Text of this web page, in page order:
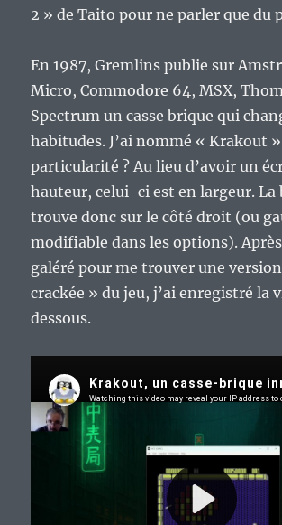
2 » de Taito pour ne parler que du
En 1987, Gremlins publie sur
Micro, Commodore 64, MSX,
Spectrum un casse brique qui
habitudes. J’ai nommé « Krakout
particularité ? Au lieu d’avoir un
hauteur, celui-ci est en largeur. La
trouve donc sur le côté droit (ou
modifiable dans les options).
galéré pour me trouver une
crackée » du jeu, j’ai enregistré la
dessous.